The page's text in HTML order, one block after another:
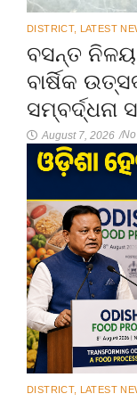
DISTRICT, LATEST
ବସନ୍ତ ନିଳୟ
ବାର୍ଷିକ
ସମ୍ବର୍ଦ୍ଧନା
August 7, 2026 /
DISTRICT, LATEST